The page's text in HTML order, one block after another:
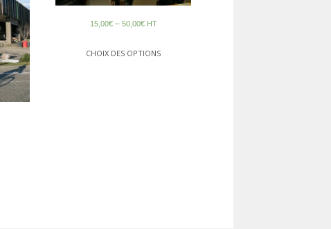
15,00€– 50,00€ HT
CHOIX DES OPTIONS